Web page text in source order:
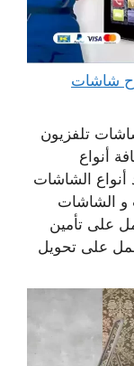
55880595 إصلاح شاشات
تلفزيون
أنواع
أنواع الشاشات
و الشاشات
على تأمين
على تحويل